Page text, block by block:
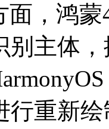
鸿蒙4
别主体
行重新